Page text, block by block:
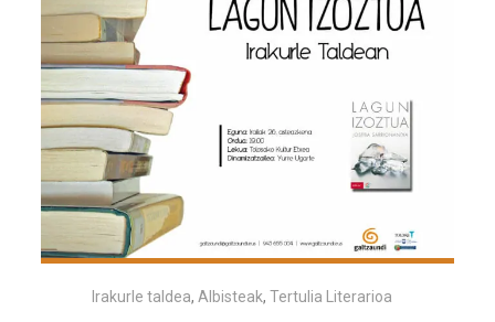
Irakurle taldea, Albisteak, Tertulia Literarioa